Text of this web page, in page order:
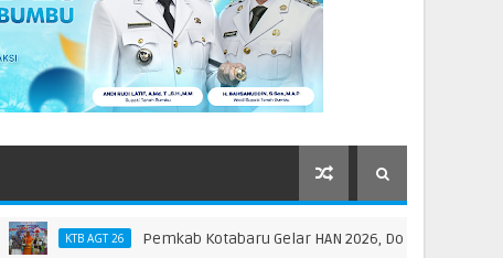
KTB AGT 26 Pemkab Kotabaru Gelar HAN 2026, Dorong Partisipasi